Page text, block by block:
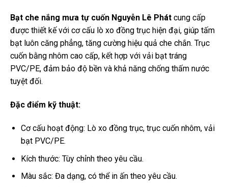
Bạt che nắng mưa tự cuốn Nguyễn Lê Phát cung cấp
được thiết kế với cơ cấu lò xo đồng trục hiện đại, giúp tấm
bạt luôn căng phẳng, tăng cường hiệu quả che chắn. Trục
cuốn bằng nhôm cao cấp, kết hợp với vải bạt tráng
PVC/PE, đảm bảo độ bền và khả năng chống thấm nước
tuyệt đối.
Đặc điểm kỹ thuật:
Cơ cấu hoạt động: Lò xo đồng trục, trục cuốn nhôm, vải
bạt PVC/PE.
Kích thước: Tùy chỉnh theo yêu cầu.
Màu sắc: Đa dạng, có thể in ấn theo yêu cầu.